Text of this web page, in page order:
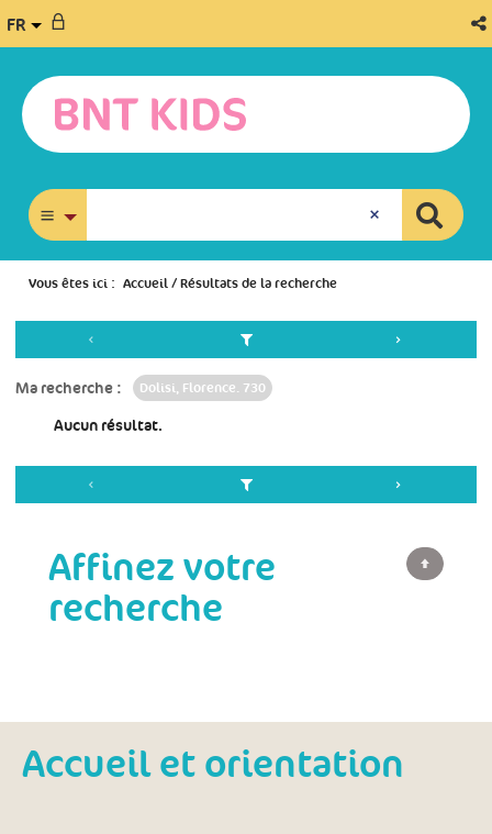
FR
Vous êtes ici : Accueil/Résultats de la recherche
Ma recherche : Dolisi, Florence. 730
Aucun résultat.
Affinez votre
recherche
Accueil et orientation